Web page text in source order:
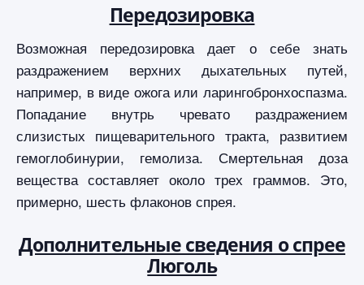
Передозировка
Возможная передозировка дает о себе знать
раздражением верхних дыхательных путей,
например, в виде ожога или ларингобронхоспазма.
Попадание внутрь чревато раздражением
слизистых пищеварительного тракта, развитием
гемоглобинурии, гемолиза. Смертельная доза
вещества составляет около трех граммов. Это,
примерно, шесть флаконов спрея.
Дополнительные сведения о спрее
Люголь